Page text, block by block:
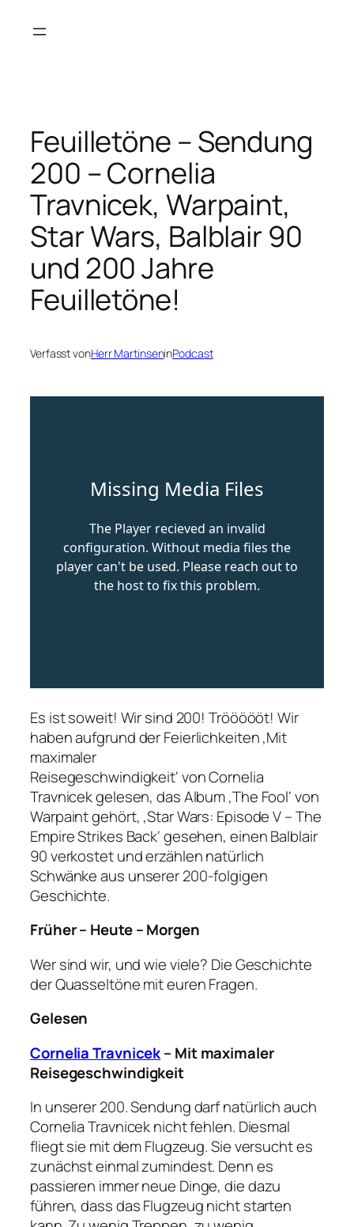
Inhalt
Feuilletöne – Sendung
200 – Cornelia
Travnicek, Warpaint,
Star Wars, Balblair 90
und 200 Jahre
Feuilletöne!
Verfasst vonHerr MartinseninPodcast
Es ist soweit! Wir sind 200! Tröööööt! Wir
haben aufgrund der Feierlichkeiten ‚Mit
maximaler
Reisegeschwindigkeit‘ von Cornelia
Travnicek gelesen, das Album ‚The Fool‘ von
Warpaint gehört, ‚Star Wars: Episode V – The
Empire Strikes Back‘ gesehen, einen Balblair
90 verkostet und erzählen natürlich
Schwänke aus unserer 200-folgigen
Geschichte.
Früher – Heute – Morgen
Wer sind wir, und wie viele? Die Geschichte
der Quasseltöne mit euren Fragen.
Gelesen
Cornelia Travnicek– Mit maximaler
Reisegeschwindigkeit
In unserer 200. Sendung darf natürlich auch
Cornelia Travnicek nicht fehlen. Diesmal
fliegt sie mit dem Flugzeug. Sie versucht es
zunächst einmal zumindest. Denn es
passieren immer neue Dinge, die dazu
führen, dass das Flugzeug nicht starten